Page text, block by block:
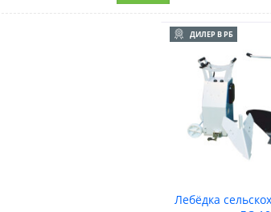
ДИЛЕР В РБ
Лебёдка